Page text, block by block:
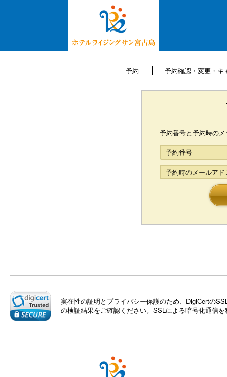
予約 予約確認・変更・キ
予約番号と予約時の
予約番号
予約時のメールアド
実在性の証明とプライバシー保護のため、DigiCertの
の検証結果をご確認ください。SSLによる暗号化通信